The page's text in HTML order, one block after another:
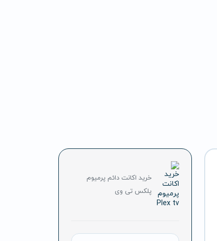
خرید اکانت دائم پرمیوم
پلکس تی وی